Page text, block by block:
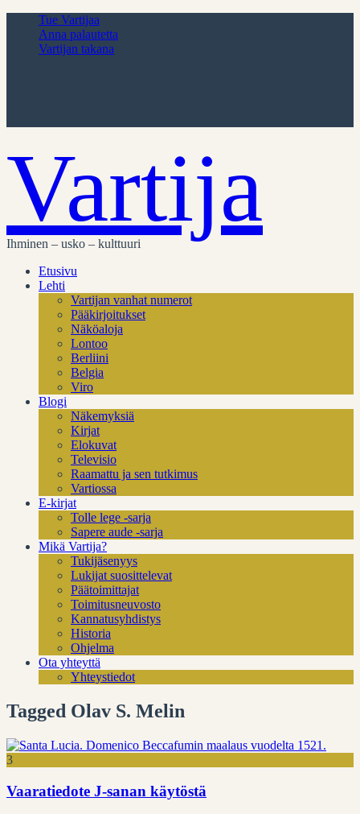
Tue Vartijaa
Anna palautetta
Vartijan takana
Vartija
Ihminen – usko – kulttuuri
Etusivu
Lehti
Vartijan vanhat numerot
Pääkirjoitukset
Näköaloja
Lontoo
Berliini
Belgia
Viro
Blogi
Näkemyksiä
Kirjat
Elokuvat
Televisio
Raamattu ja sen tutkimus
Vartiossa
E-kirjat
Tolle lege -sarja
Sapere aude -sarja
Mikä Vartija?
Tukijäsenyys
Lukijat suosittelevat
Päätoimittajat
Toimitusneuvosto
Kannatusyhdistys
Historia
Ohjelma
Ota yhteyttä
Yhteystiedot
Tagged Olav S. Melin
3
Vaaratiedote J-sanan käytöstä